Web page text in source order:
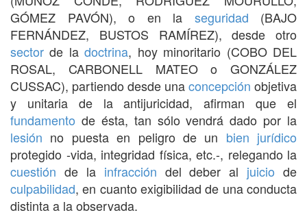
GÓMEZ PAVÓN), o en la seguridad (BAJO
FERNÁNDEZ, BUSTOS RAMÍREZ), desde otro
sector de ladoctrina, hoy minoritario (COBO DEL
ROSAL, CARBONELL MATEO o GONZÁLEZ
CUSSAC), partiendo desde unaconcepción objetiva
y unitaria de la antijuricidad, afirman que el
fundamento de ésta, tan sólo vendrá dado por la
lesión no puesta en peligro de un bien jurídico
protegido -vida, integridad física, etc.-, relegando la
cuestión de la infracción del deber al juicio de
culpabilidad, en cuanto exigibilidad de una conducta
distinta a la observada.